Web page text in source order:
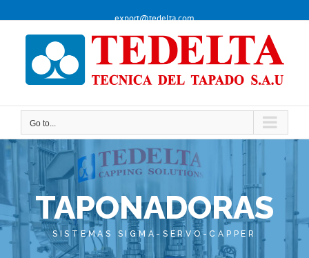
to
content
export@tedelta.com
Go to...
Go to...
TAPONADORAS
SISTEMAS SIGMA-SERVO-CAPPER